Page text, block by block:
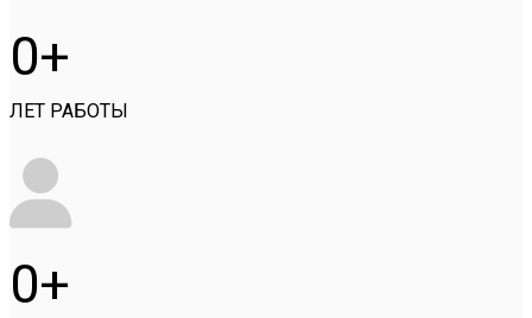
0
ЛЕТ РАБОТЫ
0